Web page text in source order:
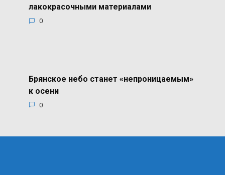
лакокрасочными материалами
0
Брянское небо станет «непроницаемым»
к осени
0